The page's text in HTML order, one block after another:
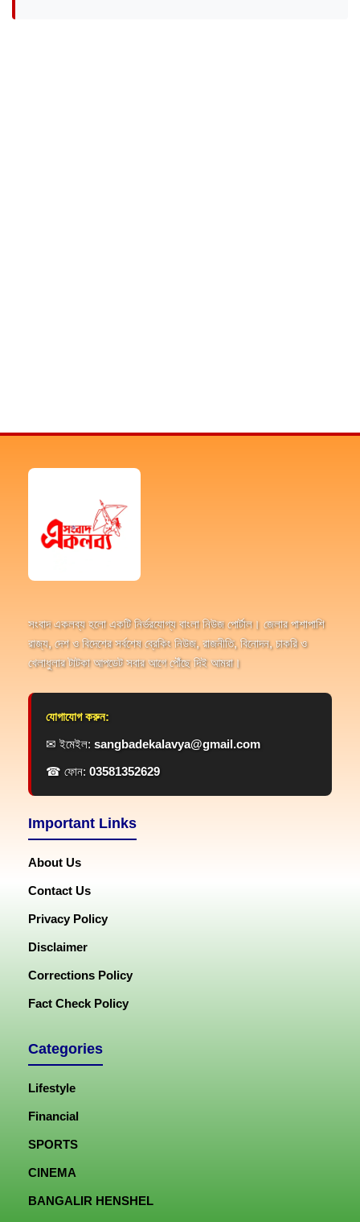
সংবাদ একলব্য হলো একটি নির্ভরযোগ্য বাংলা নিউজ পোর্টাল। জেলার পাশাপাশি
রাজ্য, দেশ ও বিদেশের সর্বশেষ ব্রেকিং নিউজ, রাজনীতি, বিনোদন, চাকরি ও
খেলাধুলার টাটকা আপডেট সবার আগে পৌঁছে দিই আমরা।
যোগাযোগ করুন:
✉ ইমেইল: sangbadekalavya@gmail.com
☎ ফোন: 03581352629
Important Links
About Us
Contact Us
Privacy Policy
Disclaimer
Corrections Policy
Fact Check Policy
Categories
Lifestyle
Financial
SPORTS
CINEMA
BANGALIR HENSHEL